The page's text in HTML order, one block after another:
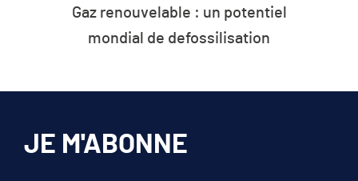
Gaz renouvelable : un potentiel
mondial de defossilisation
JE M'ABONNE